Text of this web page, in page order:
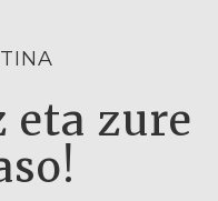
eta zure